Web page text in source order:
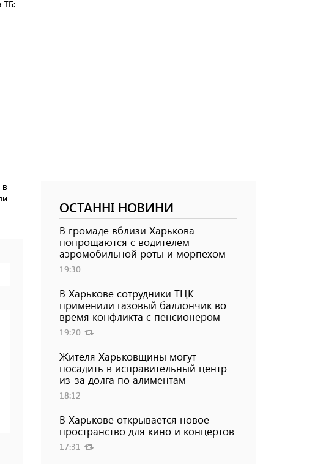
в
ОСТАННІ НОВИНИ
В громаде вблизи Харькова
попрощаются с водителем
аэромобильной роты и морпехом
19:30
В Харькове сотрудники ТЦК
применили газовый баллончик во
время конфликта с пенсионером
19:20
Жителя Харьковщины могут
посадить в исправительный центр
из-за долга по алиментам
18:12
В Харькове открывается новое
пространство для кино и концертов
17:31